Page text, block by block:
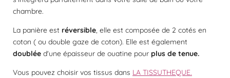
n
5
é
t
o
e e
s
e
s
e
s
e
s
a
t
i
n
chambre.
La panière est réversible, elle est composée de 2 cotés en
coton ( ou double gaze de coton). Elle est également
doublée d'une épaisseur de ouatine pour plus de tenue.
Vous pouvez choisir vos tissus dans LA TISSUTHEQUE.